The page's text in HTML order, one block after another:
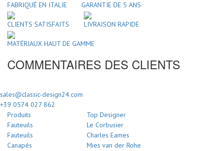
FABRIQUÉ EN ITALIE GARANTIE DE 5 ANS
CLIENTS SATISFAITS LIVRAISON RAPIDE
MATÉRIAUX HAUT DE GAMME
COMMENTAIRES DES CLIENTS
sales@classic-design24.com
+39 0574 027 862
Produits
Fauteuils
Fauteuils
Canapés
Top Designer
Le Corbusier
Charles Eames
Mies van der Rohe